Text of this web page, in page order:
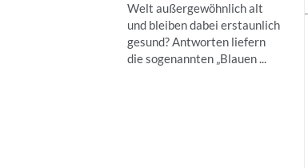
Welt außergewöhnlich alt
und bleiben dabei erstaunlich
gesund? Antworten liefern
die sogenannten „Blauen ...